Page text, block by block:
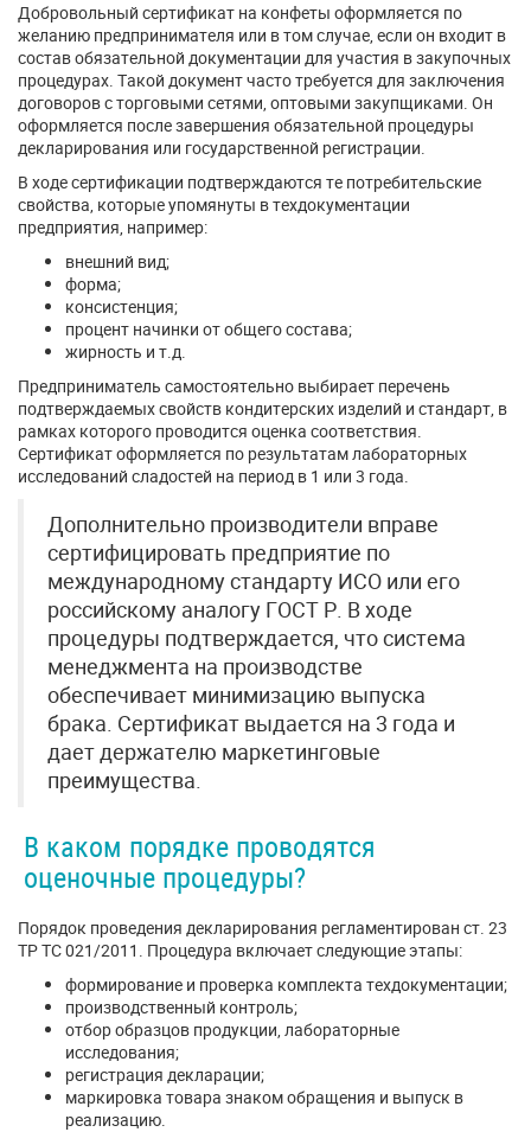
Добровольный сертификат на конфеты оформляется по
желанию предпринимателя или в том случае, если он входит в
состав обязательной документации для участия в закупочных
процедурах. Такой документ часто требуется для заключения
договоров с торговыми сетями, оптовыми закупщиками. Он
оформляется после завершения обязательной процедуры
декларирования или государственной регистрации.
В ходе сертификации подтверждаются те потребительские
свойства, которые упомянуты в техдокументации
предприятия, например:
внешний вид;
форма;
консистенция;
процент начинки от общего состава;
жирность и т.д.
Предприниматель самостоятельно выбирает перечень
подтверждаемых свойств кондитерских изделий и стандарт, в
рамках которого проводится оценка соответствия.
Сертификат оформляется по результатам лабораторных
исследований сладостей на период в 1 или 3 года.
Дополнительно производители вправе
сертифицировать предприятие по
международному стандарту ИСО или его
российскому аналогу ГОСТ Р. В ходе
процедуры подтверждается, что система
менеджмента на производстве
обеспечивает минимизацию выпуска
брака. Сертификат выдается на 3 года и
дает держателю маркетинговые
преимущества.
В каком порядке проводятся
оценочные процедуры?
Порядок проведения декларирования регламентирован ст. 23
ТР ТС 021/2011. Процедура включает следующие этапы:
формирование и проверка комплекта техдокументации;
производственный контроль;
отбор образцов продукции, лабораторные
исследования;
регистрация декларации;
маркировка товара знаком обращения и выпуск в
реализацию.